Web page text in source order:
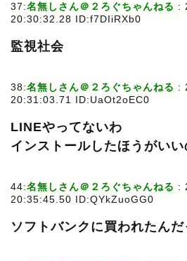
37:名無しさん＠２ろぐちゃんねる :
20:30:32.28 ID:f7DIiRXb0
監視社会
38:名無しさん＠２ろぐちゃんねる :
20:31:03.71 ID:UaOt2oEC0
LINEやってないわ
インストールしたほうがいい
44:名無しさん＠２ろぐちゃんねる :
20:35:45.50 ID:QYkZuoGG0
ソフトバンクに買われたんだ